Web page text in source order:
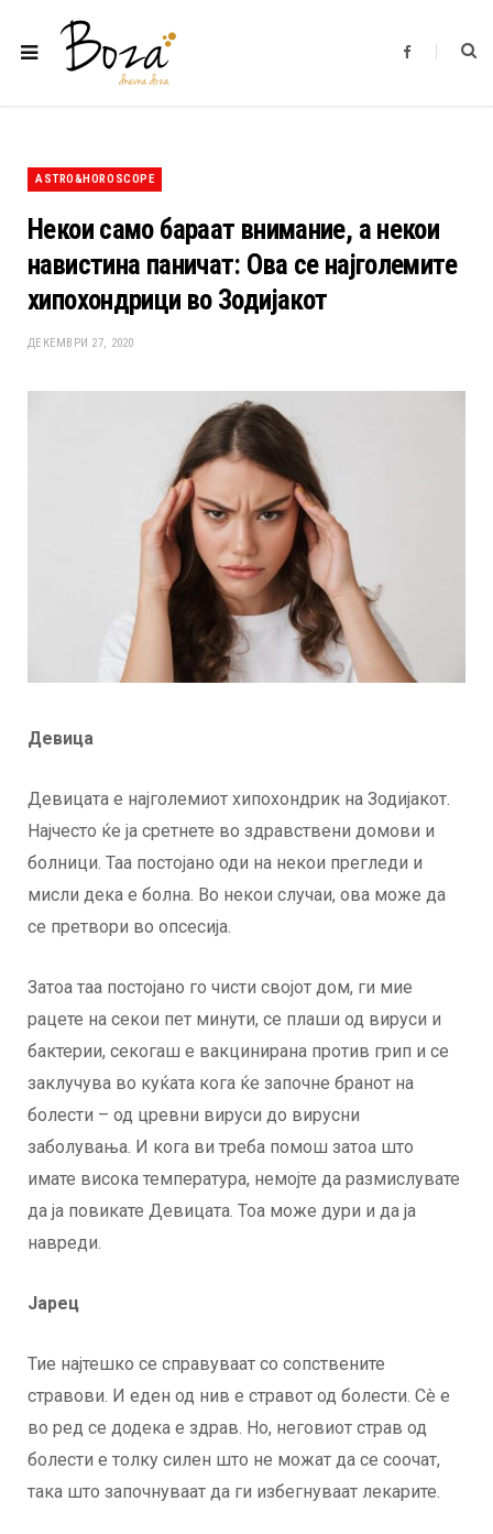
F
b
ASTRO&HOROSCOPE
Некои само бараат внимание, а некои
навистина паничат: Ова се најголемите
хипохондрици во Зодијакот
ДЕКЕМВРИ 27, 2020
Девица
Девицата е најголемиот хипохондрик на Зодијакот.
Најчесто ќе ја сретнете во здравствени домови и
болници. Таа постојано оди на некои прегледи и
мисли дека е болна. Во некои случаи, ова може да
се претвори во опсесија.
Затоа таа постојано го чисти својот дом, ги мие
рацете на секои пет минути, се плаши од вируси и
бактерии, секогаш е вакцинирана против грип и се
заклучува во куќата кога ќе започне бранот на
болести – од цревни вируси до вирусни
заболувања. И кога ви треба помош затоа што
имате висока температура, немојте да размислувате
да ја повикате Девицата. Тоа може дури и да ја
навреди.
Јарец
Тие најтешко се справуваат со сопствените
стравови. И еден од нив е стравот од болести. Сè е
во ред се додека е здрав. Но, неговиот страв од
болести е толку силен што не можат да се соочат,
така што започнуваат да ги избегнуваат лекарите.